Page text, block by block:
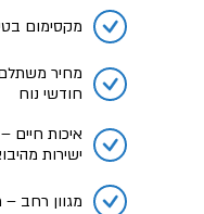
מקסימום
מחיר משתלם
חודשי נוח
איכות חיים
ישירות
מגוון רחב